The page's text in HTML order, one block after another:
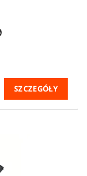
SZCZEGÓŁY